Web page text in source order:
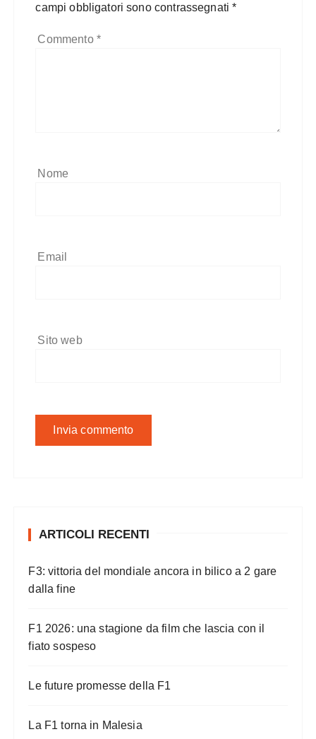
campi obbligatori sono contrassegnati*
Commento *
Nome
Email
Sito web
ARTICOLI RECENTI
F3: vittoria del mondiale ancora in bilico a 2 gare
dalla fine
F1 2026: una stagione da film che lascia con il
fiato sospeso
Le future promesse della F1
La F1 torna in Malesia